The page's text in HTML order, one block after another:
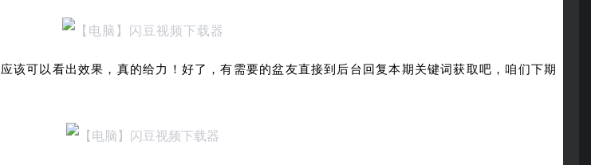
该可以看出效果，真的给力！好了，有需要的盆友直接到后台回复本期关键词获取吧，咱们下期